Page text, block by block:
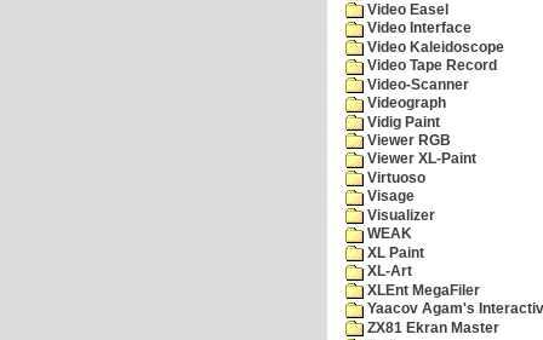
Video Easel
Video Interface
Video Kaleidoscope
Video Tape Record
Video-Scanner
Videograph
Vidig Paint
Viewer RGB
Viewer XL-Paint
Virtuoso
Visage
Visualizer
WEAK
XL Paint
XL-Art
XLEnt MegaFiler
Yaacov Agam's
ZX81 Ekran Master